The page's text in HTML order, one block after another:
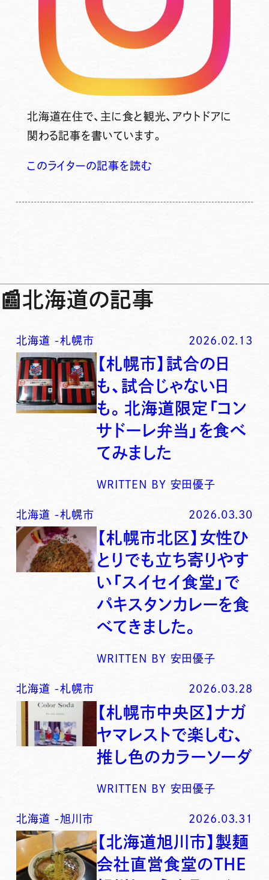
北海道在住で、主に食と観光、アウトドアに
関わる記事を書いています。
このライターの記事を読む
📰北海道の記事
北海道 -札幌市 2026.02.13
【札幌市】試合の日
も、試合じゃない日
も。北海道限定「コン
サドーレ弁当」を食べ
てみました
WRITTEN BY 安田優子
北海道 -札幌市 2026.03.30
【札幌市北区】女性ひ
とりでも立ち寄りやす
い「スイセイ食堂」で
パキスタンカレーを食
べてきました。
WRITTEN BY 安田優子
北海道 -札幌市 2026.03.28
【札幌市中央区】ナガ
ヤマレストで楽しむ、
推し色のカラーソーダ
WRITTEN BY 安田優子
北海道 -旭川市 2026.03.31
【北海道旭川市】製麺
会社直営食堂のTHE